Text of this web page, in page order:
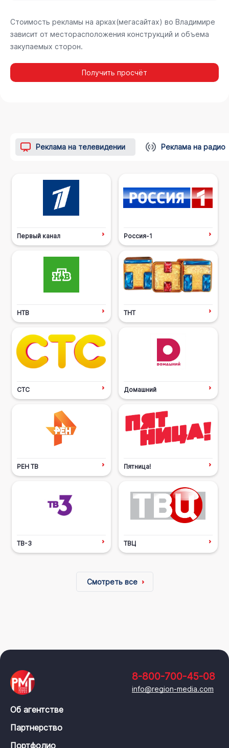
Стоимость рекламы на арках(мегасайтах) во Владимире
зависит от месторасположения конструкций и объема
закупаемых сторон.
Получить просчёт
Реклама на телевидении Реклама на радио
Первый канал Россия-1
НТВ ТНТ
СТС Домашний
РЕН ТВ Пятница!
ТВ-3 ТВЦ
Смотреть все
8-800-700-45-08
info@region-media.com
Об агентстве
Партнерство
Портфолио